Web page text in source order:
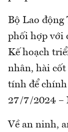
Bộ Lao
phối hợp với
Kế hoạch
nhân, hài cốt
tính để chính
27/7/2024 –
Về an ninh,